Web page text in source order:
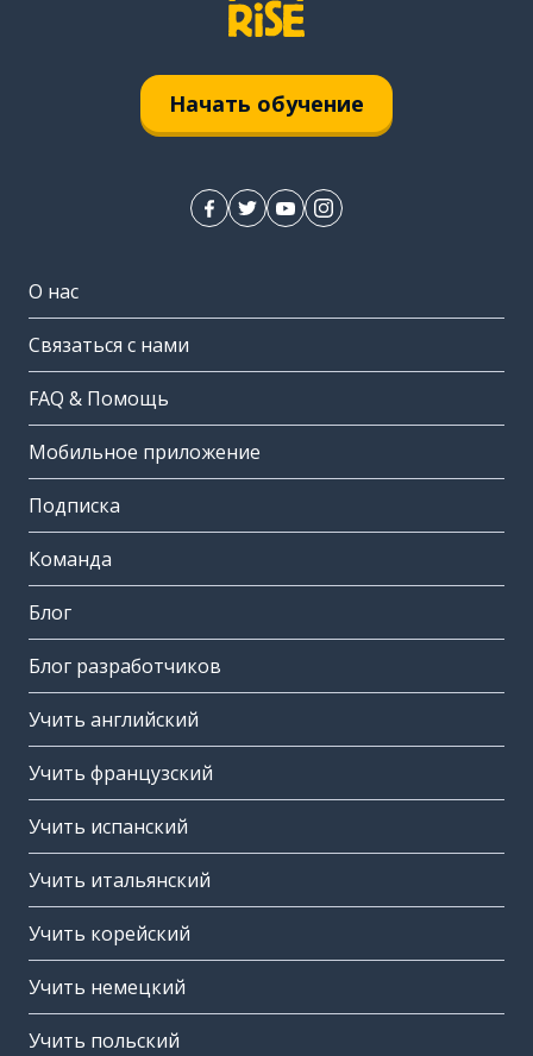
Начать обучение
О нас
Связаться с нами
FAQ & Помощь
Мобильное приложение
Подписка
Команда
Блог
Блог разработчиков
Учить английский
Учить французский
Учить испанский
Учить итальянский
Учить корейский
Учить немецкий
Учить польский